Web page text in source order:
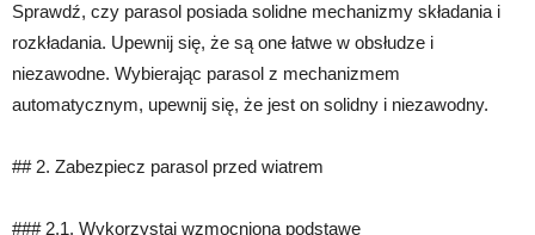
Sprawdź, czy parasol posiada solidne mechanizmy składania i
rozkładania. Upewnij się, że są one łatwe w obsłudze i
niezawodne. Wybierając parasol z mechanizmem
automatycznym, upewnij się, że jest on solidny i niezawodny.
## 2. Zabezpiecz parasol przed wiatrem
### 2.1. Wykorzystaj wzmocnioną podstawę